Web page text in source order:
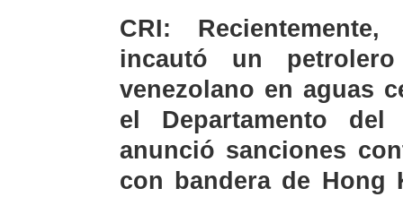
CRI:
incautó un
venezolano en aguas
el Departamento
anunció sanciones
con bandera de Hong